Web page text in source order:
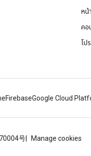
หน้
คอ
โป
FirebaseGoogle Cloud
号 Manage cookies